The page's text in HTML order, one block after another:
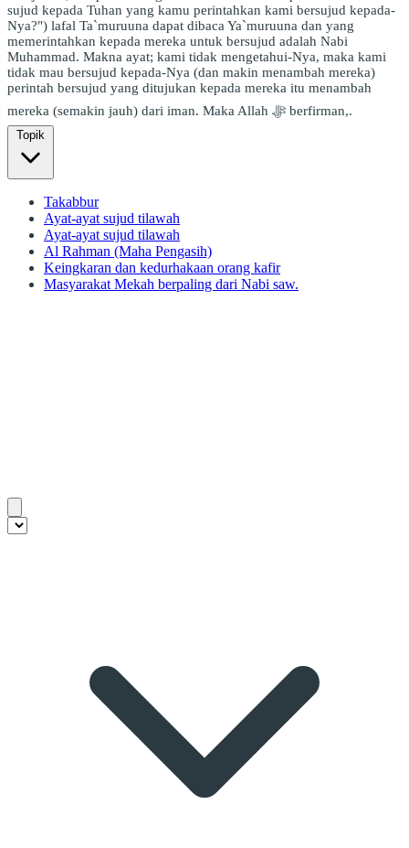
sujud kepada Tuhan yang kamu perintahkan kami bersujud kepada-
Nya?") lafal Ta`muruuna dapat dibaca Ya`muruuna dan yang
memerintahkan kepada mereka untuk bersujud adalah Nabi
Muhammad. Makna ayat; kami tidak mengetahui-Nya, maka kami
tidak mau bersujud kepada-Nya (dan makin menambah mereka)
perintah bersujud yang ditujukan kepada mereka itu menambah
mereka (semakin jauh) dari iman. Maka Allah ﷻ berfirman,.
Topik
Takabbur
Ayat-ayat sujud tilawah
Ayat-ayat sujud tilawah
Al Rahman (Maha Pengasih)
Keingkaran dan kedurhakaan orang kafir
Masyarakat Mekah berpaling dari Nabi saw.